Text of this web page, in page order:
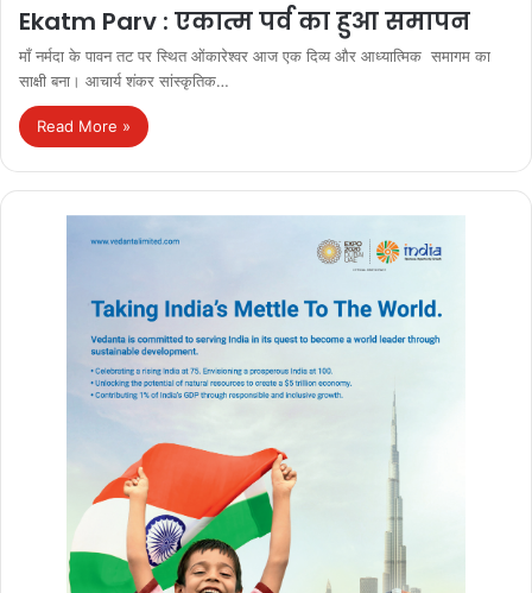
Ekatm Parv : एकात्म पर्व का हुआ समापन
माँ नर्मदा के पावन तट पर स्थित ओंकारेश्वर आज एक दिव्य और आध्यात्मिक समागम का
साक्षी बना। आचार्य शंकर सांस्कृतिक…
Read More »